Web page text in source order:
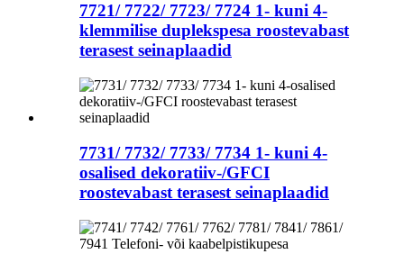
7721/ 7722/ 7723/ 7724 1- kuni 4-
klemmilise duplekspesa roostevabast
terasest seinaplaadid
7731/ 7732/ 7733/ 7734 1- kuni 4-
osalised dekoratiiv-/GFCI
roostevabast terasest seinaplaadid